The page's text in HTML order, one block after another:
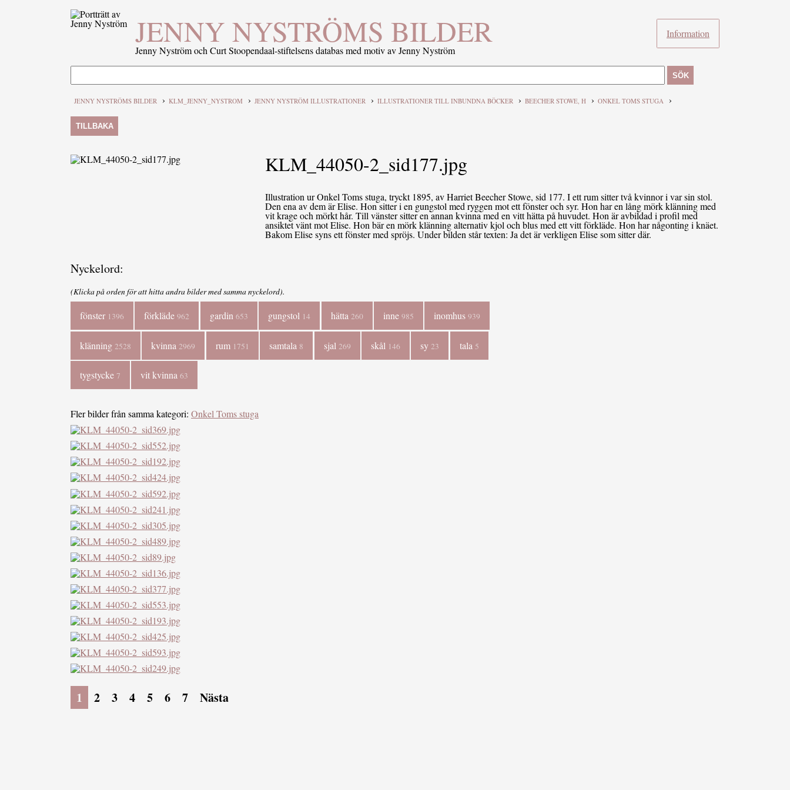
JENNY NYSTRÖMS BILDER
Jenny Nyström och Curt Stoopendaal-stiftelsens databas med motiv av Jenny Nyström
Information
SÖK
JENNY NYSTRÖMS BILDER › KLM_JENNY_NYSTROM › JENNY NYSTRÖM ILLUSTRATIONER › ILLUSTRATIONER TILL INBUNDNA BÖCKER › BEECHER STOWE, H › ONKEL TOMS STUGA ›
TILLBAKA
KLM_44050-2_sid177.jpg
Illustration ur Onkel Toms stuga, tryckt 1895, av Harriet Beecher Stowe, sid 177. I ett rum sitter två kvinnor i var sin stol.
Den ena av dem är Elise. Hon sitter i en gungstol med ryggen mot ett fönster och syr. Hon har en lång mörk klänning med
vit krage och mörkt hår. Till vänster sitter en annan kvinna med en vitt hätta på huvudet. Hon är avbildad i profil med
ansiktet vänt mot Elise. Hon bär en mörk klänning alternativ kjol och blus med ett vitt förkläde. Hon har någonting i knäet.
Bakom Elise syns ett fönster med spröjs. Under bilden står texten: Ja det är verkligen Elise som sitter där.
Nyckelord:
(Klicka på orden för att hitta andra bilder med samma nyckelord).
fönster 1396 förkläde962 gardin 653 gungstol 14 hätta 260 inne 985 inomhus939
klänning 2528 kvinna 2969 rum 1751 samtala 8 sjal 269 skål 146 sy 23 tala 5
tygstycke 7 vit kvinna63
Fler bilder från samma kategori: Onkel Toms stuga
1 2 3 4 5 6 7 Nästa